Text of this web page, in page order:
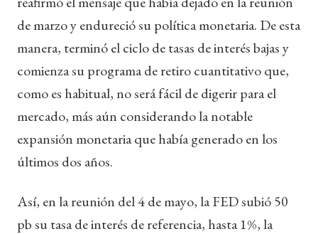
de marzo y endureció su política monetaria. De esta
manera, terminó el ciclo de tasas de interés bajas y
comienza su programa de retiro cuantitativo que,
como es habitual, no será fácil de digerir para el
mercado, más aún considerando la notable
expansión monetaria que había generado en los
últimos dos años.
Así, en la reunión del 4 de mayo, la FED subió 50
pb su tasa de interés de referencia, hasta 1%, la